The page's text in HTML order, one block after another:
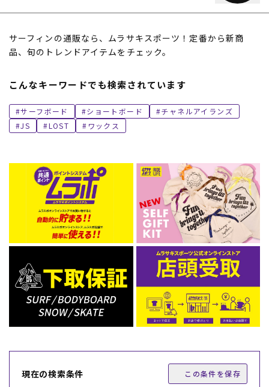
ポイント・クーポンもこのアプリで！
サーフィンの通販なら、ムラサキスポーツ！定番から新商
品、旬のトレンドアイテムをチェック。
こんなキーワードでも検索されています
サーフボード ショートボード
チャネルアイランズ
JS
LOST ワックス
現在の検索条件 この条件を保存